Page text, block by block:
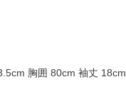
胸囲 80cm 袖丈 18cm